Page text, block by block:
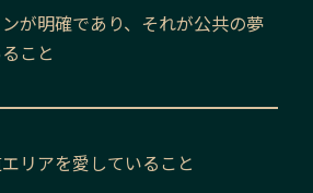
が明確であり、それが公共の夢
こと
エリアを愛していること